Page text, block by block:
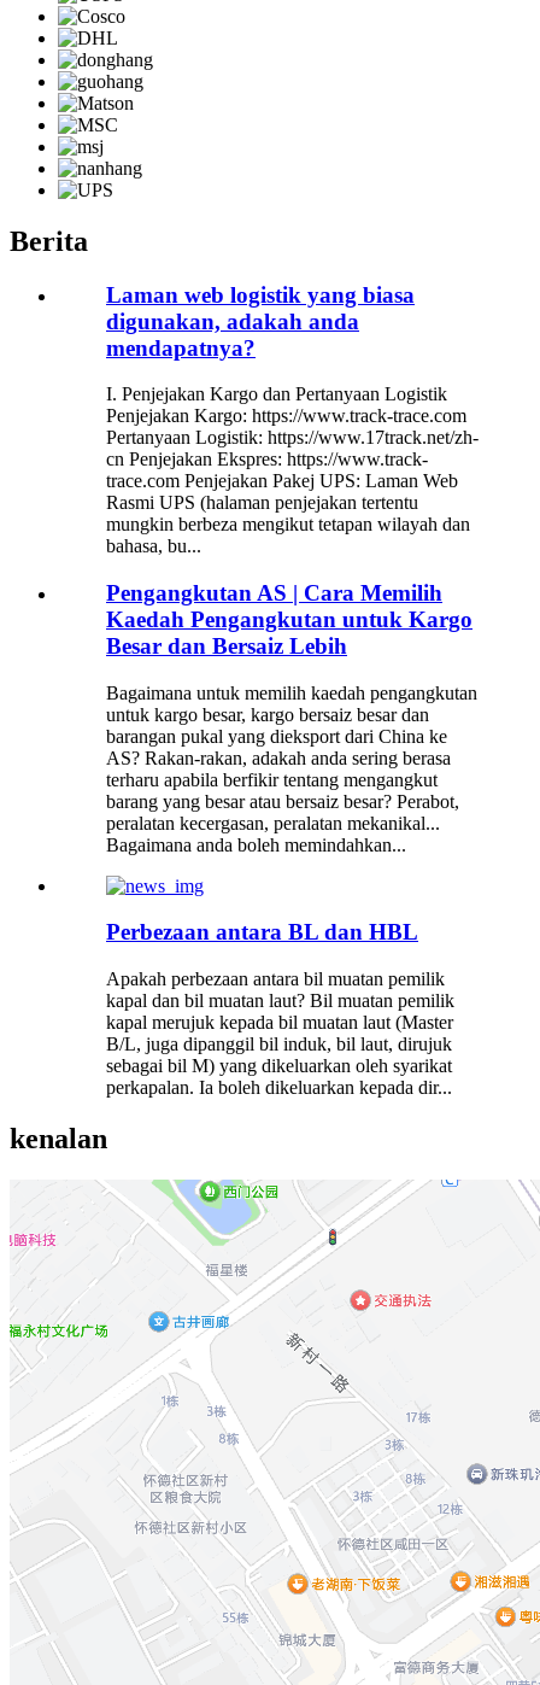
Berita
Laman web logistik yang biasa
digunakan, adakah anda
mendapatnya?
I. Penjejakan Kargo dan Pertanyaan Logistik
Penjejakan Kargo: https://www.track-trace.com
Pertanyaan Logistik: https://www.17track.net/zh-
cn Penjejakan Ekspres: https://www.track-
trace.com Penjejakan Pakej UPS: Laman Web
Rasmi UPS (halaman penjejakan tertentu
mungkin berbeza mengikut tetapan wilayah dan
bahasa, bu...
Pengangkutan AS | Cara Memilih
Kaedah Pengangkutan untuk Kargo
Besar dan Bersaiz Lebih
Bagaimana untuk memilih kaedah pengangkutan
untuk kargo besar, kargo bersaiz besar dan
barangan pukal yang dieksport dari China ke
AS? Rakan-rakan, adakah anda sering berasa
terharu apabila berfikir tentang mengangkut
barang yang besar atau bersaiz besar? Perabot,
peralatan kecergasan, peralatan mekanikal...
Bagaimana anda boleh memindahkan...
Perbezaan antara BL dan HBL
Apakah perbezaan antara bil muatan pemilik
kapal dan bil muatan laut? Bil muatan pemilik
kapal merujuk kepada bil muatan laut (Master
B/L, juga dipanggil bil induk, bil laut, dirujuk
sebagai bil M) yang dikeluarkan oleh syarikat
perkapalan. Ia boleh dikeluarkan kepada dir...
kenalan